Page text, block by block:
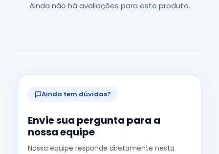
Ainda não há avaliações para este produto.
Ainda tem dúvidas?
Envie sua pergunta para a
nossa equipe
Nossa equipe responde diretamente nesta